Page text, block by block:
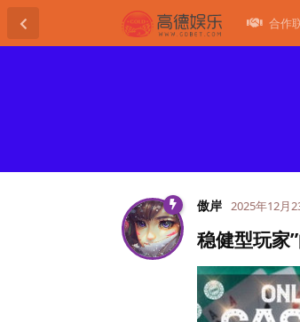
合作
傲岸 2025年12月
稳健型玩家